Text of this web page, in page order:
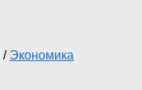
/ Экономика